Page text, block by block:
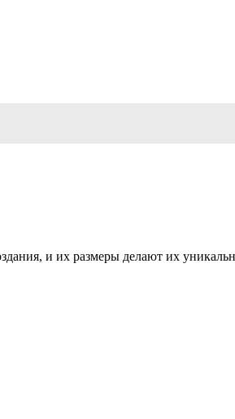
и их размеры делают их